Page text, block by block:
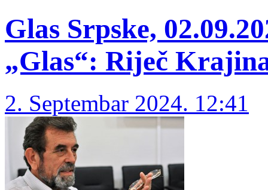
Glas Srpske,
„Glas“: Riječ
2. Septembar 2024. 12:41